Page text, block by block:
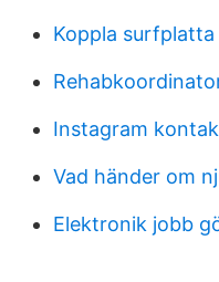
Koppla
Instagram
Vad händer om
Elektronik jobb